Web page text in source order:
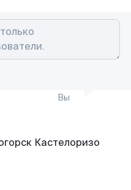
Вы